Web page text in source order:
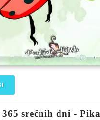
srečnih dni -